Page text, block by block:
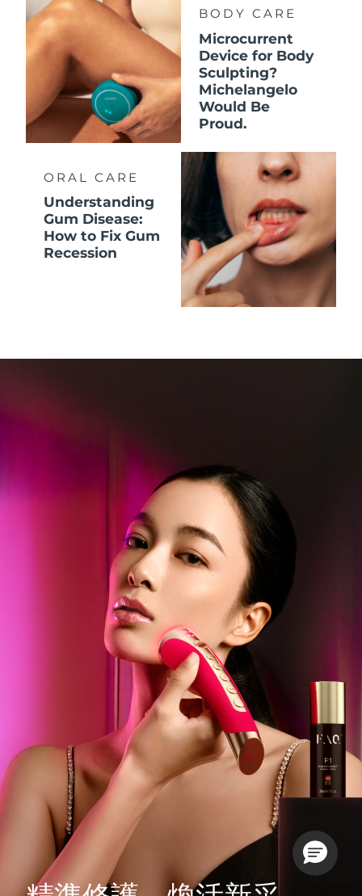
BODY CARE
Microcurrent
Device for Body
Sculpting?
Michelangelo
Would Be
Proud.
ORAL CARE
Understanding
Gum Disease:
How to Fix Gum
Recession